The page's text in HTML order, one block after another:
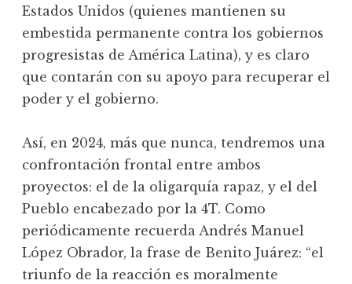
Estados Unidos (quienes mantienen su
embestida permanente contra los gobiernos
progresistas de América Latina), y es claro
que contarán con su apoyo para recuperar el
poder y el gobierno.
Así, en 2024, más que nunca, tendremos una
confrontación frontal entre ambos
proyectos: el de la oligarquía rapaz, y el del
Pueblo encabezado por la 4T. Como
periódicamente recuerda Andrés Manuel
López Obrador, la frase de Benito Juárez: “el
triunfo de la reacción es moralmente